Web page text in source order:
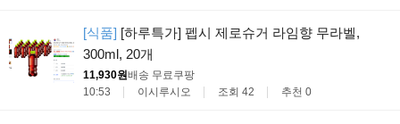
[식품] [하루특가] 펩시 제로슈거 라임향 무라벨,
300ml, 20개
11,930원배송 무료쿠팡
10:53
이시루시오 조회 42 추천 0